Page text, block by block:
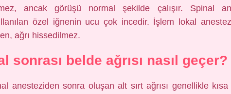
ancak görüşü normal şekilde çalışır. Spinal
özel iğnenin ucu çok incedir. İşlem lokal
ağrı hissedilmez.
sonrası belde ağrısı nasıl geçer?
anesteziden sonra oluşan alt sırt ağrısı genellikle kısa